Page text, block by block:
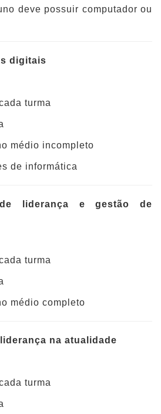
deve possuir computador ou
digitais
turma
médio incompleto
de informática
liderança e gestão de
turma
médio completo
na atualidade
turma